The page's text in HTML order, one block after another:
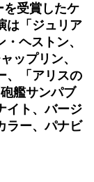
を受賞したケ
は「ジュリア
ヘストン、
ップリン、
、「アリスの
艦サンパブ
イト、バージ
ラー、パナビ